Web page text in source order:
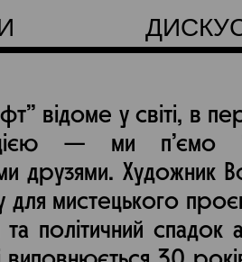
відоме у світі, в
— ми п’ємо
друзями. Художник
мистецького
політичний спадок